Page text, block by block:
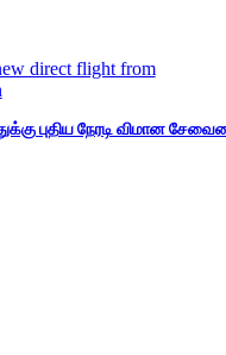
புதிய நேரடி விமான